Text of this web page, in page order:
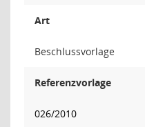
Art
Beschlussvorlage
Referenzvorlage
026/2010